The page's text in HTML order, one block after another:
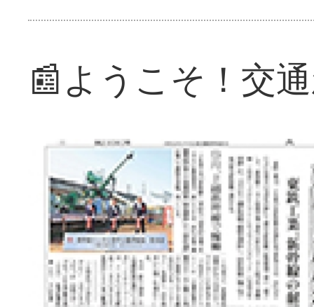
📰ようこそ！交